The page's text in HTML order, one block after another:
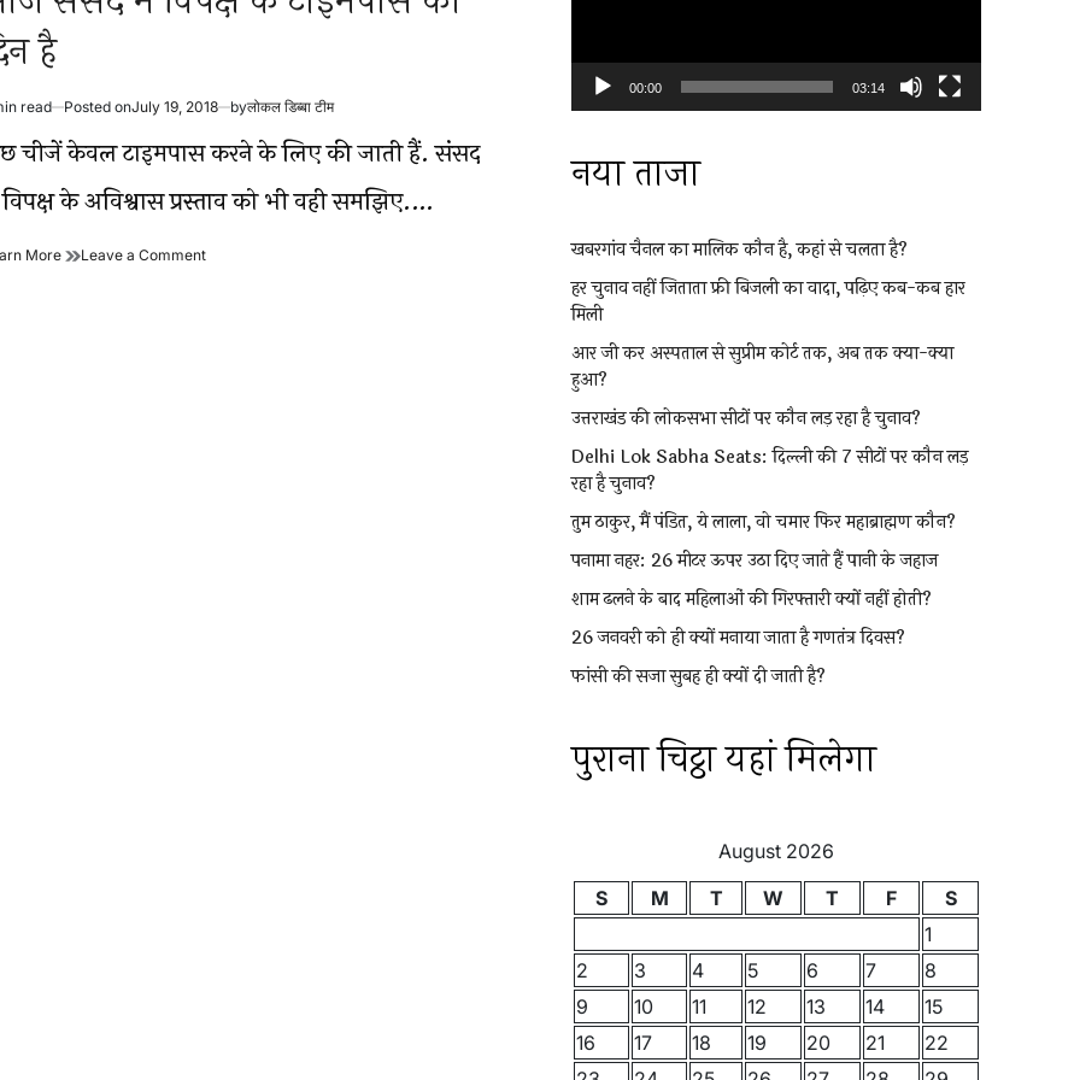
है
read Posted onJuly 19, 2018 byलोकल डिब्बा टीम
चीजें केवल टाइमपास करने के लिए की जाती हैं. संसद
के अविश्वास प्रस्ताव को भी वही समझिए.…
More आजLeave a Commenton
00:00 03:14
नया ताजा
खबरगांव चैनल का मालिक कौन है, कहां से चलता है?
हर चुनाव नहीं जिताता फ्री बिजली का वादा, पढ़िए कब-कब हार
मिली
आर जी कर अस्पताल से सुप्रीम कोर्ट तक, अब तक क्या-क्या
हुआ?
उत्तराखंड की लोकसभा सीटों पर कौन लड़ रहा है चुनाव?
Delhi Lok Sabha Seats: दिल्ली की 7 सीटों पर कौन लड़
रहा है चुनाव?
तुम ठाकुर, मैं पंडित, ये लाला, वो चमार फिर महाब्राह्मण कौन?
पनामा नहर: 26 मीटर ऊपर उठा दिए जाते हैं पानी के जहाज
शाम ढलने के बाद महिलाओं की गिरफ्तारी क्यों नहीं होती?
26 जनवरी को ही क्यों मनाया जाता है गणतंत्र दिवस?
फांसी की सजा सुबह ही क्यों दी जाती है?
पुराना चिट्ठा यहां मिलेगा
August 2026
S
M T W T F
S
1
2
3 4 5 6 7
8
9
10 11 12 13 14
15
16
17 18 19 20 21
22